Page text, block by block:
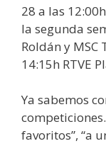
28 a las
la segunda
Roldán y MSC
14:15h RTVE
Ya sabemos
favoritos”, “a